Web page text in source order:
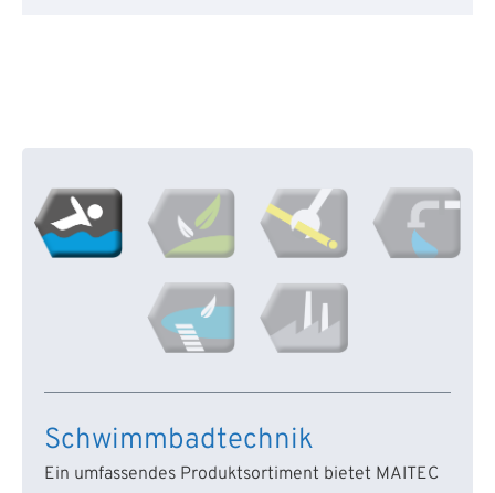
Schwimmbadtechnik
Ein umfassendes Produktsortiment bietet MAITEC